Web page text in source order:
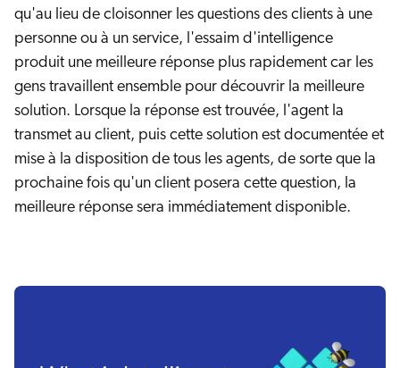
qu'au lieu de cloisonner les questions des clients à une
personne ou à un service, l'essaim d'intelligence
produit une meilleure réponse plus rapidement car les
gens travaillent ensemble pour découvrir la meilleure
solution. Lorsque la réponse est trouvée, l'agent la
transmet au client, puis cette solution est documentée et
mise à la disposition de tous les agents, de sorte que la
prochaine fois qu'un client posera cette question, la
meilleure réponse sera immédiatement disponible.